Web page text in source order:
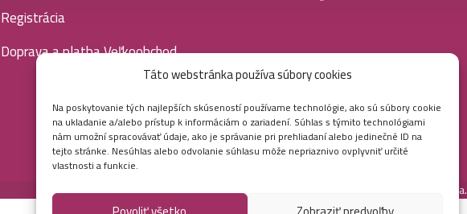
Táto webstránka používa súbory cookies
Na poskytovanie tých najlepších skúseností používame technológie, ako sú súbory cookie
na ukladanie a/alebo prístup k informáciám o zariadení. Súhlas s týmito technológiami
nám umožní spracovávať údaje, ako je správanie pri prehliadaní alebo jedinečné ID na
tejto stránke. Nesúhlas alebo odvolanie súhlasu môže nepriaznivo ovplyvniť určité
vlastnosti a funkcie.
Registrácia
Doprava a platba Veľkoobchod
Ametica.